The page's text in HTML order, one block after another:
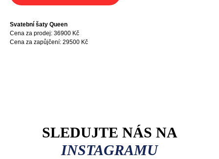
Svatební šaty Queen
Cena za prodej: 36900 Kč
Cena za zapůjčení: 29500 Kč
SLEDUJTE NÁS NA
INSTAGRAMU